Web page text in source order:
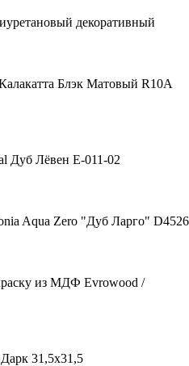
декоративный
Блэк Матовый R10A
Дуб Лёвен E-011-02
Aqua Zero "Дуб Ларго" D4526
из МДФ Evrowood /
31,5х31,5